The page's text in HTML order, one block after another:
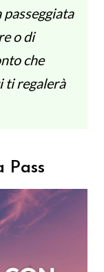
o di
che
ti regalerà
Pass